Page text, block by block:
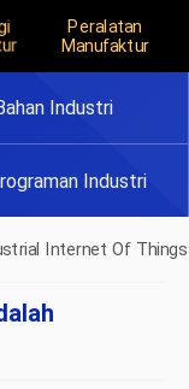
Peralatan
Manufaktur
Industri
Industri
Internet Of Things